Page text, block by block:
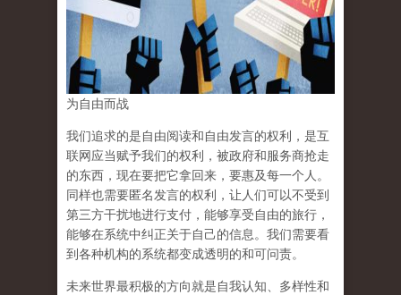
为自由而战
我们追求的是自由阅读和自由发言的权利，是互
联网应当赋予我们的权利，被政府和服务商抢走
的东西，现在要把它拿回来，要惠及每一个人。
同样也需要匿名发言的权利，让人们可以不受到
第三方干扰地进行支付，能够享受自由的旅行，
能够在系统中纠正关于自己的信息。我们需要看
到各种机构的系统都变成透明的和可问责。
未来世界最积极的方向就是自我认知、多样性和